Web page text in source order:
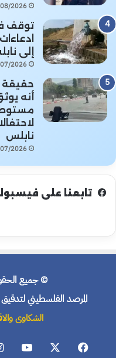
2026
توقف
إلى
2026
حقيقة
أنه
نابلس
2026
تابعنا على
© جميع
المرصد الفلسطيني لتدقيق
الشكاوى
فيسبوك